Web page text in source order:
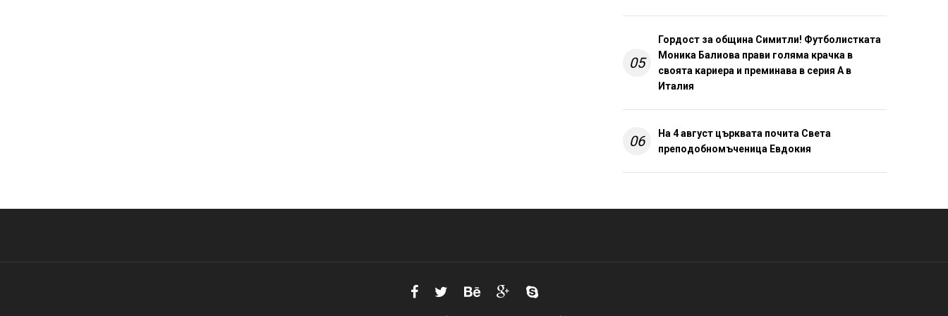
05
Гордост за община Симитли! Футболистката
Моника Балиова прави голяма крачка в
своята кариера и преминава в серия А в
Италия
06
На 4 август църквата почита Света
преподобномъченица Евдокия